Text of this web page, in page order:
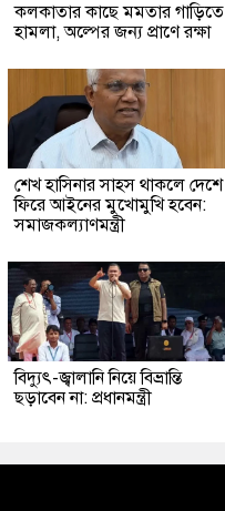
কলকাতার কাছে মমতার গাড়িতে
হামলা, অল্পের জন্য প্রাণে রক্ষা
শেখ হাসিনার সাহস থাকলে দেশে
ফিরে আইনের মুখোমুখি হবেন:
সমাজকল্যাণমন্ত্রী
বিদ্যুৎ-জ্বালানি নিয়ে বিভ্রান্তি
ছড়াবেন না: প্রধানমন্ত্রী